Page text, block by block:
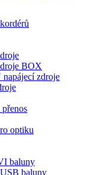
BOX
zdroje
optiku
baluny
baluny